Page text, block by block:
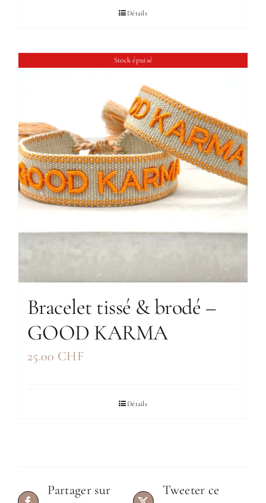
Détails
Stock épuisé
Bracelet tissé & brodé –
GOOD KARMA
25.00 CHF
Détails
Partager sur
Tweeter ce